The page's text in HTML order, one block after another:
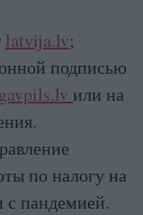
latvija.lv;
подписью
или на
по налогу на
с пандемией.